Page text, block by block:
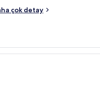
çok detay